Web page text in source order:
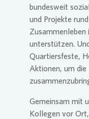
bundesweit
und Projekte
Zusammenleben
unterstützen.
Quartiersfeste,
Aktionen, um die
Gemeinsam mit
Kollegen vor